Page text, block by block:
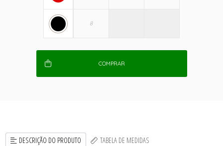
COMPRAR
DESCRIÇÃO DO PRODUTO TABELA DE MEDIDAS